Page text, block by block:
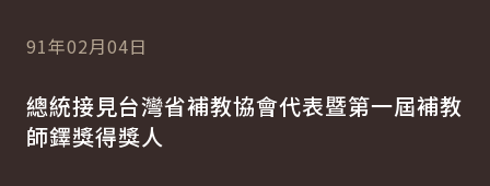
91年02月04日
總統接見台灣省補教協會代表暨第一屆補教
師鐸獎得獎人